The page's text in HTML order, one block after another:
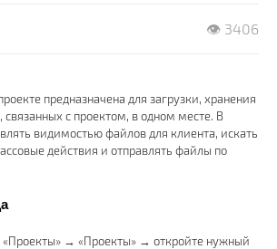
👁 3406
предназначена для загрузки, хранения
связанных с проектом, в одном месте. В
видимостью файлов для клиента, искать
действия и отправлять файлы по
«Проекты» → «Проекты» → откройте нужный